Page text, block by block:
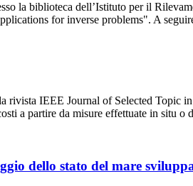
la biblioteca dell’Istituto per il
for inverse problems". A
rivista IEEE Journal of Selected Topic
a partire da misure effettuate in situ o
dello stato del mare